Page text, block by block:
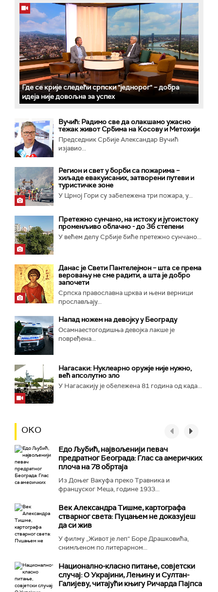
Где се крије следећи српски "једнорог" – добра
идеја није довољна за успех
Вучић: Радимо све да олакшамо ужасно
тежак живот Србима на Косову и Метохији
Председник Србије Александар Вучић
изјавио...
Регион и свет у борби са пожарима –
хиљаде евакуисаних, затворени путеви и
туристичке зоне
У Црној Гори су забележена три пожара, у...
Претежно сунчано, на истоку и југоистоку
променљиво облачно - до 36 степени
У већем делу Србије биће претежно сунчано...
Данас је Свети Пантелејмон – шта се према
веровању не сме радити, а шта је добро
започети
Српска православна црква и њени верници
прослављају...
Напад ножем на девојку у Београду
Осамнаестогодишња девојка лакше је
повређена...
Нагасаки: Нуклеарно оружје није нужно,
већ апсолутно зло
У Нагасакију је обележена 81 година од када...
ОКО
Едо Љубић, највољенији певач
предратног Београда: Глас са америчких
плоча на 78 обртаја
Из Доњег Вакуфа преко Травника и
француског Меца, године 1933...
Век Александра Тишме, картографа
стварног света: Пуцањем не доказујеш
да си жив
У филму „Живот је леп“ Боре Драшковића,
снимљеном по литерарном...
Национално-класнo питање, совјетски
случај: О Украјини, Лењину и Султан-
Галијеву, читајући књигу Ричарда Пајпса